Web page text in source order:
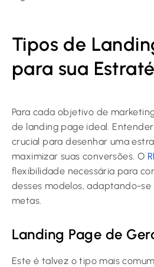
Tipos de
para sua
Para cada objetivo de
de landing page ideal.
crucial para desenhar uma
maximizar suas conversões. O
flexibilidade necessária para
desses modelos, adaptando-
metas.
Landing Page de
Este é talvez o tipo mais